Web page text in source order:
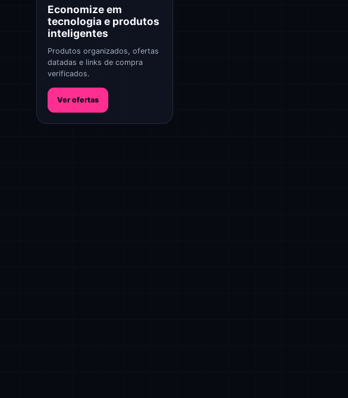
Economize em
tecnologia e produtos
inteligentes
Produtos organizados, ofertas
datadas e links de compra
verificados.
Ver ofertas